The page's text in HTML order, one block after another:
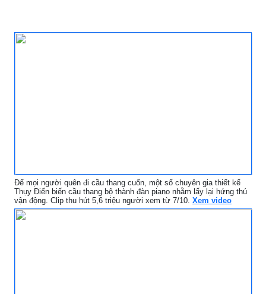
Để mọi người quên đi cầu thang cuốn, một số chuyên gia thiết kế
Thụy Điển biến cầu thang bộ thành đàn piano nhằm lấy lại hứng thú
vận động. Clip thu hút 5,6 triệu người xem từ 7/10. Xem video